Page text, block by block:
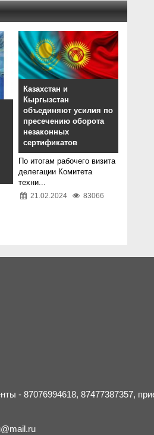
Казахстан и
Кыргызстан
объединяют усилия по
пресечению оборота
незаконных
сертификатов
По итогам рабочего визита
делегации Комитета
техни...
21.02.2024 83066
- 87076994618, 87477387357,